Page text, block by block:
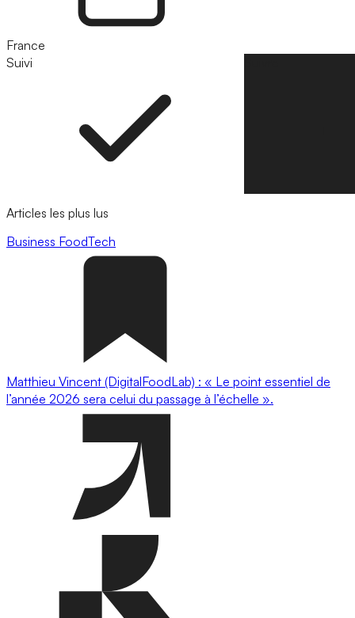
France
Suivi
Articles les plus lus
Business FoodTech
Matthieu Vincent (DigitalFoodLab) : « Le point essentiel de
l’année 2026 sera celui du passage à l’échelle ».